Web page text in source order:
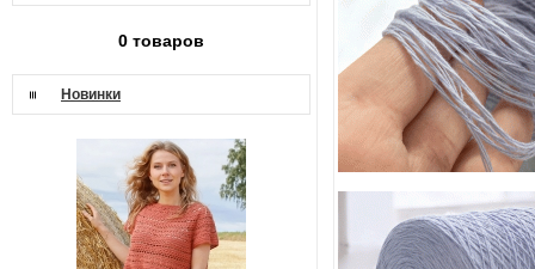
0 товаров
Новинки